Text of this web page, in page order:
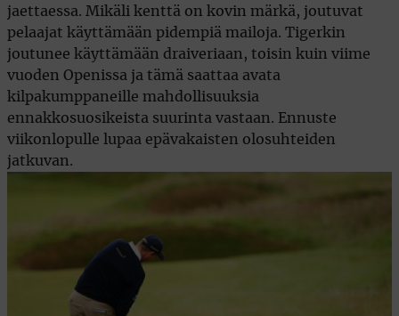
jaettaessa. Mikäli kenttä on kovin märkä, joutuvat
pelaajat käyttämään pidempiä mailoja. Tigerkin
joutunee käyttämään draiveriaan, toisin kuin viime
vuoden Openissa ja tämä saattaa avata
kilpakumppaneille mahdollisuuksia
ennakkosuosikeista suurinta vastaan. Ennuste
viikonlopulle lupaa epävakaisten olosuhteiden
jatkuvan.